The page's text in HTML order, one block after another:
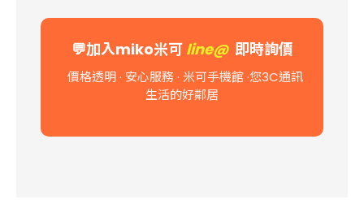
💬加入miko米可 line@ 即時詢價
價格透明 · 安心服務 · 米可手機館·您3C通訊
生活的好鄰居